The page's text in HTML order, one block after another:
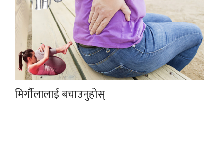
मिर्गौलालाई बचाउनुहोस्